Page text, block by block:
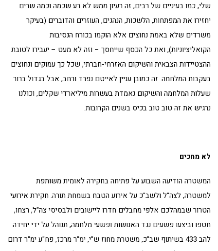
שלי, כמו בעיניים של רבים, זה רעיון ממש לא רע שכמה וכמה שרים
יחזירו את המפתחות, הלשכות, הנהגים, העוזרים והדוברים (בעיקר
משרדים שלא באמת נחוצים אלא הוקמו בכורח הנסיבות
הקואליציוניות), ואת כל הכסף שייחסך – וזה לא מעט – יעבירו לטובת
ההצטיידות הצבאית והשיקום האזרחי-חברתי, שכל כך עמוקים ונחוצים
בעקבות המלחמה. זה כמובן עניין לאייטם נפרד ורחב, אבל בגדול ברור
שעלות המלחמה והשיקום נאמדת בעשרות מיליארדי שקלים, וכולנו
נרגיש את זה טוב טוב בכיס בשנים הקרובות.
לא מחכים
המשטרה הודיעה השבוע על פתיחה בחקירה לאומית משותפת
למשטרה, לצה"ל ולשב"כ על אירוע הטבח בשמחת תורה. חקירת אירועי
הטרור שבמהלכם אלפי מחבלים חדרו ליישובים ולבסיסי צה"ל, רצחו,
חטפו וביצעו פשעים נגד האנושות ופשעי מלחמה, תנוהל על ידי יחידה
להב 433 בשיתוף שב"כ, משטרת מחוז ש"י, ימ"ר מרכז, פח"ע ימ"ר דרום